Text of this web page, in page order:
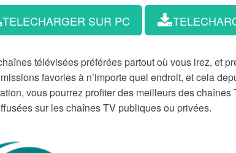
TELECHARGER SUR PC
télévisées préférées partout où vous irez, et
favories à n’importe quel endroit, et cela
vous pourrez profiter des meilleurs des
sur les chaînes TV publiques ou privées.